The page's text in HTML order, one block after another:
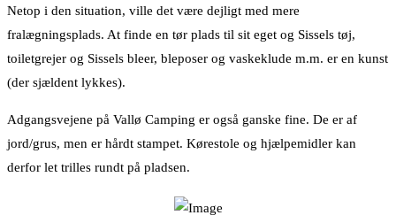
Netop i den situation, ville det være dejligt med mere
fralægningsplads. At finde en tør plads til sit eget og Sissels tøj,
toiletgrejer og Sissels bleer, bleposer og vaskeklude m.m. er en kunst
(der sjældent lykkes).
Adgangsvejene på Vallø Camping er også ganske fine. De er af
jord/grus, men er hårdt stampet. Kørestole og hjælpemidler kan
derfor let trilles rundt på pladsen.